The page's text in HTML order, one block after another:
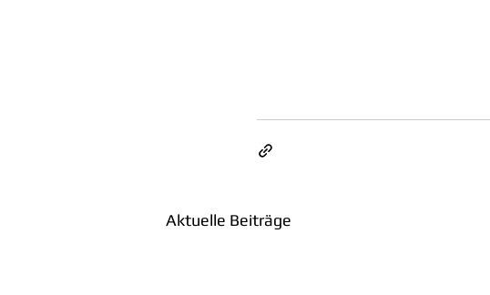
Aktuelle Beiträge